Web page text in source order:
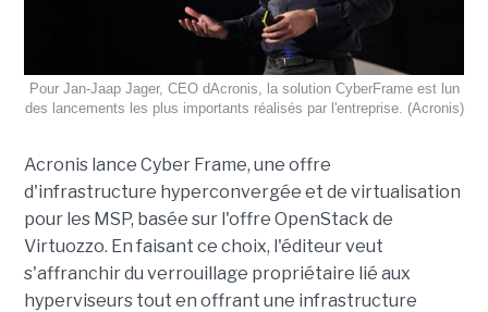
Pour Jan-Jaap Jager, CEO dAcronis, la solution CyberFrame est lun
des lancements les plus importants réalisés par l'entreprise. (Acronis)
Acronis lance Cyber Frame, une offre
d'infrastructure hyperconvergée et de virtualisation
pour les MSP, basée sur l'offre OpenStack de
Virtuozzo. En faisant ce choix, l'éditeur veut
s'affranchir du verrouillage propriétaire lié aux
hyperviseurs tout en offrant une infrastructure